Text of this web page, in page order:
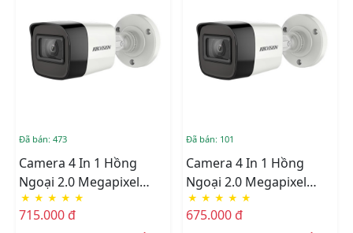
Đã bán: 473
Camera 4 In 1 Hồng
Ngoại 2.0 Megapixel
HIKVISION DS-
2CE16D3T-IT
★ ★ ★ ★ ★
715.000 đ
Đã bán: 101
Camera 4 In 1 Hồng
Ngoại 2.0 Megapixel
HIKVISION DS-
2CE16D3T-ITPF
★ ★ ★ ★ ★
675.000 đ